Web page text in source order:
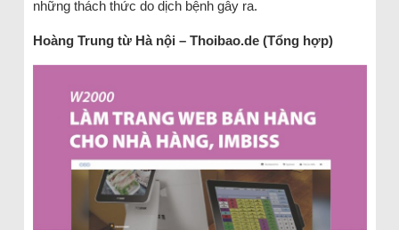
những thách thức do dịch bệnh gây ra.
Hoàng Trung từ Hà nội – Thoibao.de (Tổng hợp)